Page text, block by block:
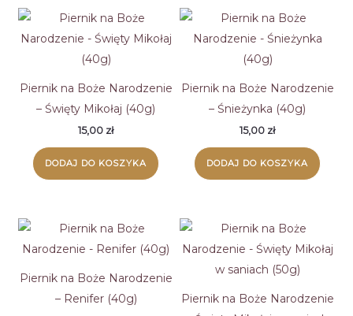
Piernik na Boże Narodzenie
– Święty Mikołaj (40g)
15,00 zł
DODAJ DO KOSZYKA
Piernik na Boże Narodzenie
– Śnieżynka (40g)
15,00 zł
DODAJ DO KOSZYKA
Piernik na Boże Narodzenie
– Renifer (40g)
Piernik na Boże Narodzenie